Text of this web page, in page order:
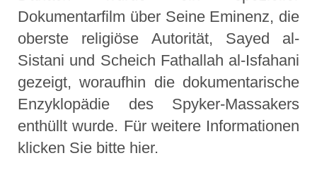
Dokumentarfilm über Seine Eminenz, die
oberste religiöse Autorität, Sayed al-
Sistani und Scheich Fathallah al-Isfahani
gezeigt, woraufhin die dokumentarische
Enzyklopädie des Spyker-Massakers
enthüllt wurde. Für weitere Informationen
klicken Sie bitte hier.